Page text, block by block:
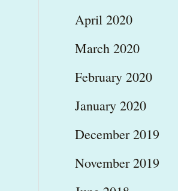
April 2020
March 2020
February 2020
January 2020
December 2019
November 2019